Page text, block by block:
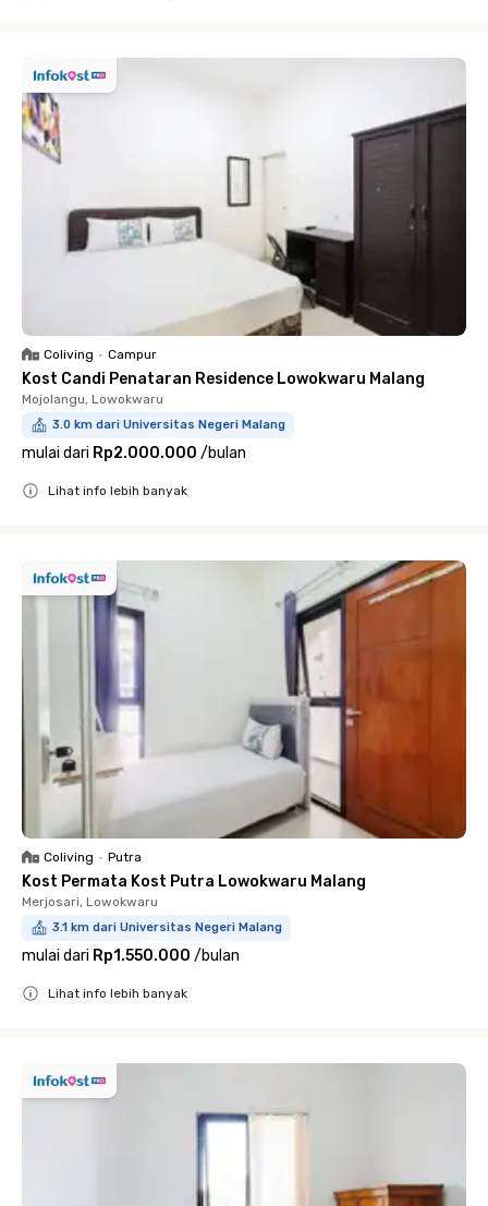
Coliving • Campur
Kost Candi Penataran Residence Lowokwaru Malang
Mojolangu, Lowokwaru
3.0 km dari Universitas Negeri Malang
mulai dari Rp2.000.000 /bulan
Lihat info lebih banyak
Coliving • Putra
Kost Permata Kost Putra Lowokwaru Malang
Merjosari, Lowokwaru
3.1 km dari Universitas Negeri Malang
mulai dari Rp1.550.000 /bulan
Lihat info lebih banyak